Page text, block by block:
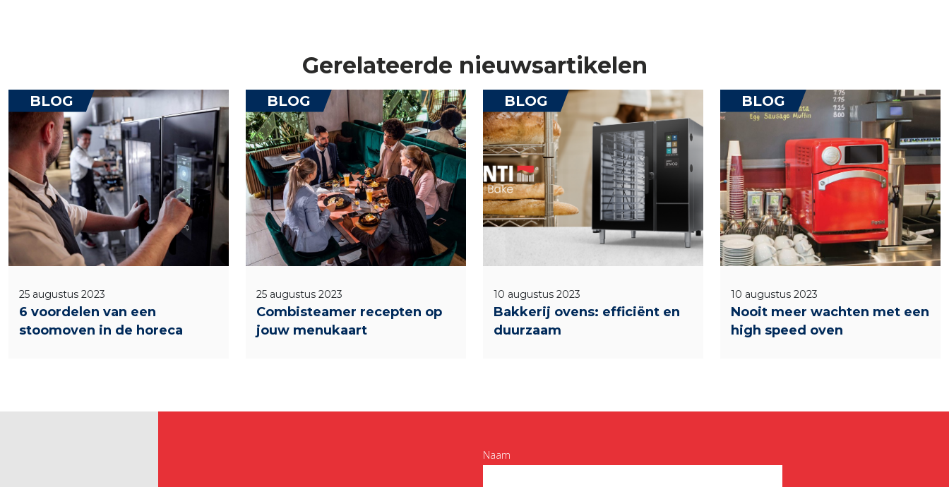
Gerelateerde nieuwsartikelen
BLOG
25 augustus 2023
6 voordelen van een
stoomoven in de horeca
BLOG
25 augustus 2023
Combisteamer recepten op
jouw menukaart
BLOG
10 augustus 2023
Bakkerij ovens: efficiënt en
duurzaam
BLOG
10 augustus 2023
Nooit meer wachten met een
high speed oven
Naam